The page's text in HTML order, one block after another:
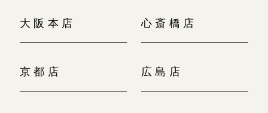
大阪本店 心斎橋店
京都店 広島店